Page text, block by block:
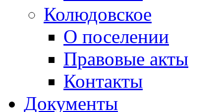
Колюдовское
О поселении
Правовые акты
Контакты
Документы